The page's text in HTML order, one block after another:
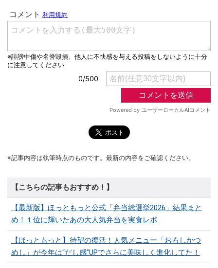
※記事内容は執筆時点のものです。最新の内容をご確認ください。
【こちらの記事もおすすめ！】
【最新版】ほっともっと公式「弁当総選挙2026」結果まと
め！１位に輝いたあの大人気弁当を実食レポ
【ほっともっと】待望の復活！人気メニュー「おろしかつ
めし」が今年は“だし感”UPでさらに美味しく進化してた！